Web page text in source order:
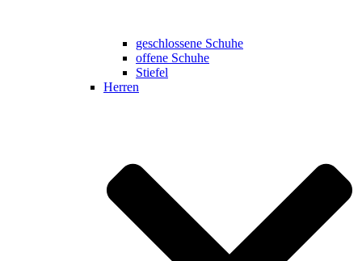
geschlossene Schuhe
offene Schuhe
Stiefel
Herren